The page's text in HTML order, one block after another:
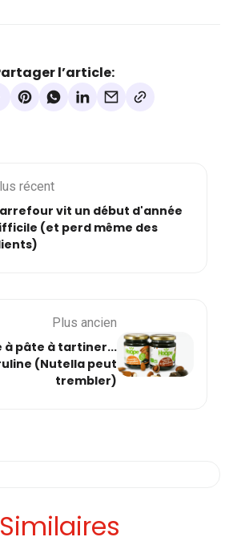
l’article:
récent
vit un début d'année
(et perd même des
Plus ancien
à pâte à tartiner...
(Nutella peut
trembler)
Similaires